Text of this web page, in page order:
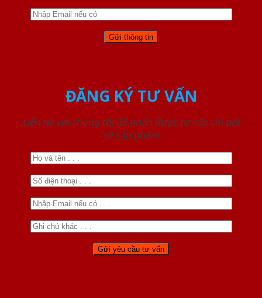
ĐĂNG KÝ TƯ VẤN
Liên hệ với chúng tôi để nhận được tư vấn chi tiết
về sản phẩm